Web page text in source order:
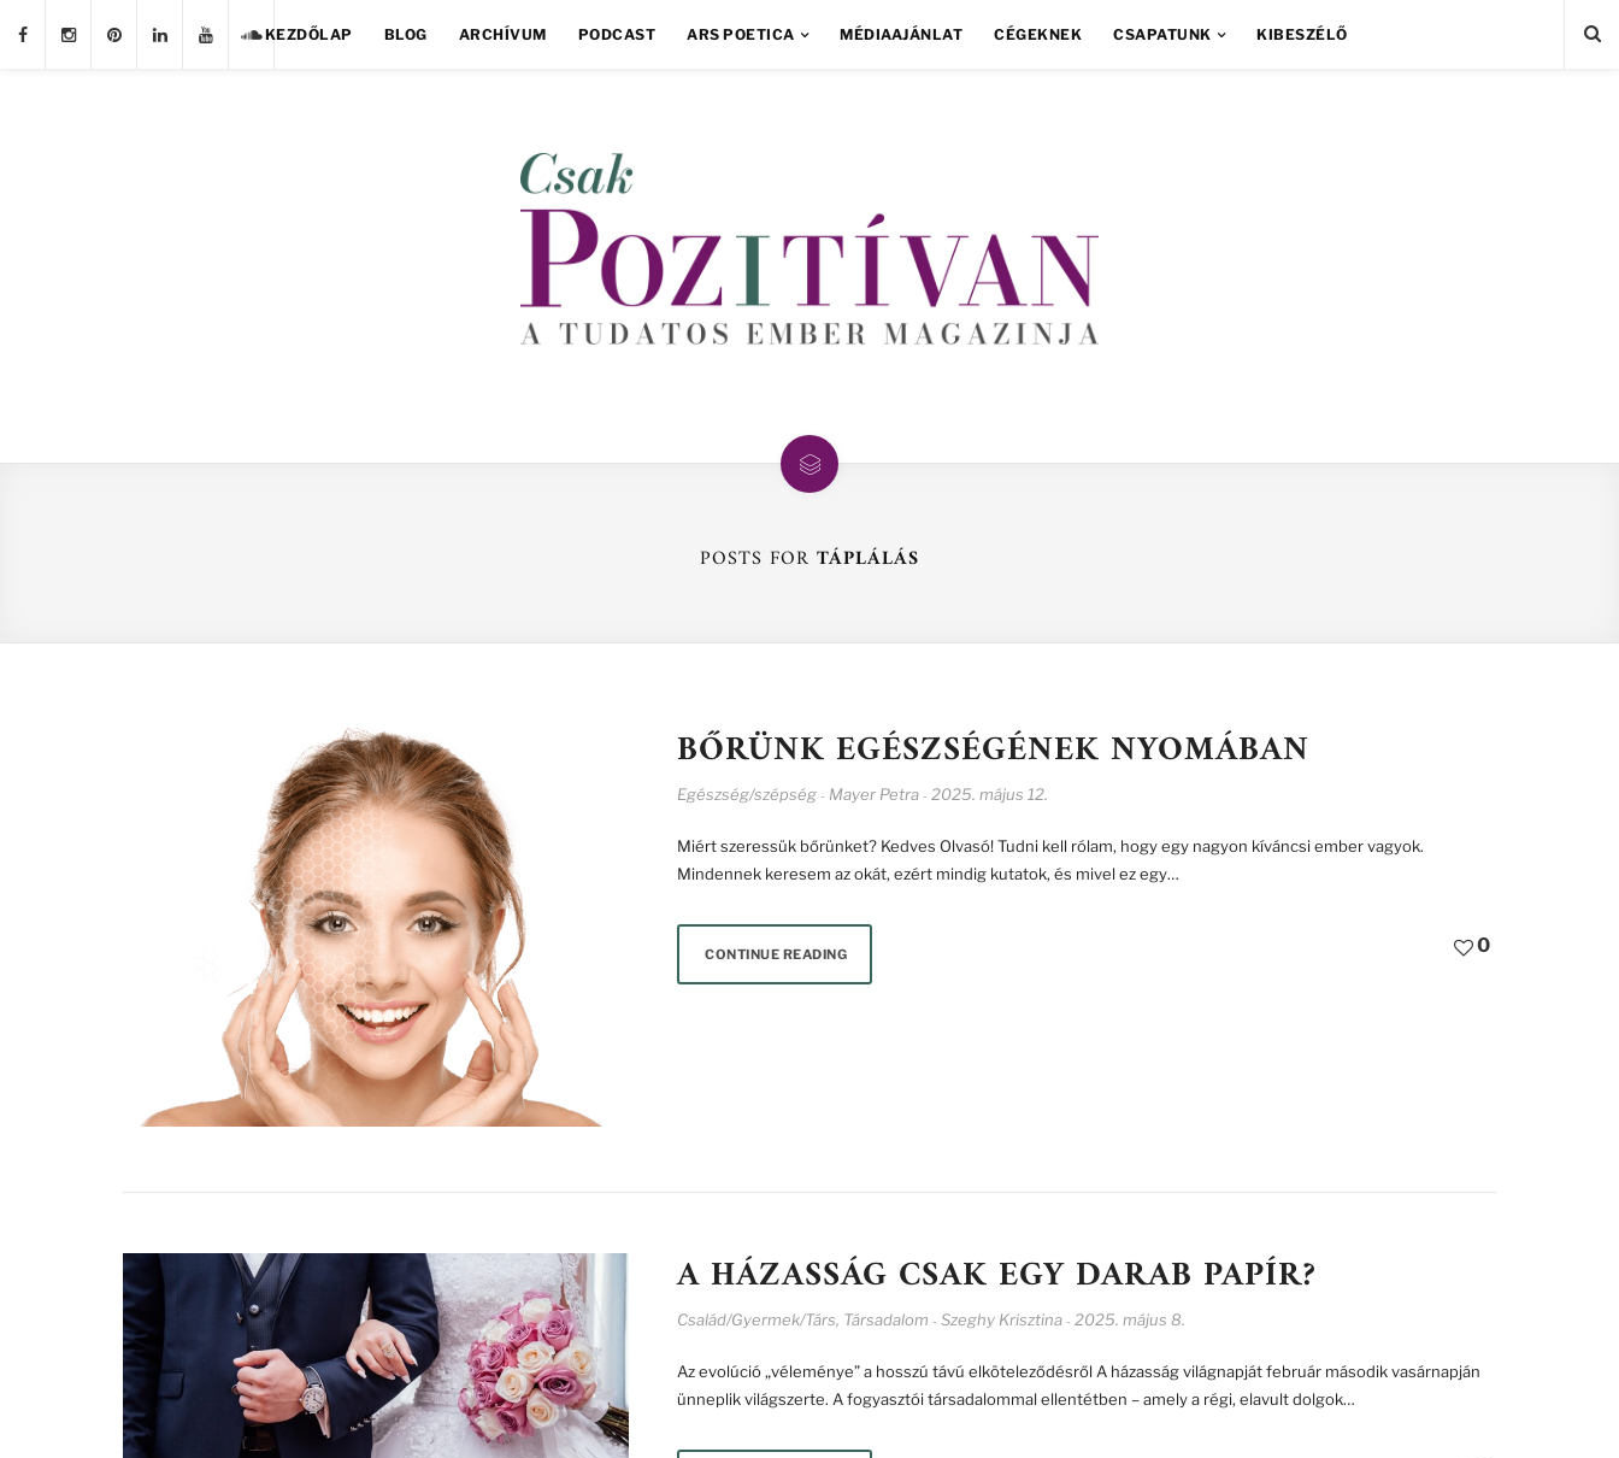
KEZDŐLAP BLOG ARCHÍVUM PODCAST ARS POETICA MÉDIAAJÁNLAT CÉGEKNEK CSAPATUNK KIBESZÉLŐ
POSTS FOR TÁPLÁLÁS
BŐRÜNK EGÉSZSÉGÉNEK NYOMÁBAN
Egészség/szépség - Mayer Petra - 2025. május 12.
Miért szeressük bőrünket? Kedves Olvasó! Tudni kell rólam, hogy egy nagyon kíváncsi ember vagyok.
Mindennek keresem az okát, ezért mindig kutatok, és mivel ez egy…
CONTINUE READING 0
A HÁZASSÁG CSAK EGY DARAB PAPÍR?
Család/Gyermek/Társ, Társadalom - Szeghy Krisztina - 2025. május 8.
Az evolúció „véleménye” a hosszú távú elköteleződésről A házasság világnapját február második vasárnapján
ünneplik világszerte. A fogyasztói társadalommal ellentétben – amely a régi, elavult dolgok…